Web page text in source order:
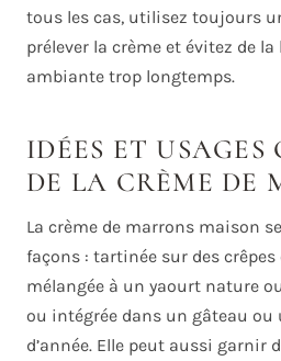
tous les cas, utilisez toujours
prélever la crème et évitez de
ambiante trop longtemps.
IDÉES ET USAGES
DE LA CRÈME DE
La crème de marrons maison
façons : tartinée sur des
mélangée à un yaourt nature
ou intégrée dans un gâteau ou
d’année. Elle peut aussi garnir